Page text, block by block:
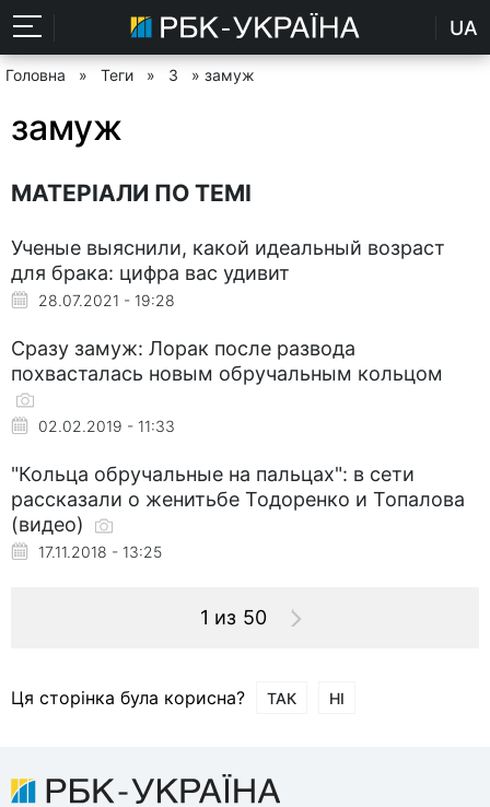
UA
Головна » Теги » З » замуж
замуж
МАТЕРІАЛИ ПО ТЕМІ
Ученые выяснили, какой идеальный возраст
для брака: цифра вас удивит
28.07.2021 - 19:28
Сразу замуж: Лорак после развода
похвасталась новым обручальным кольцом
02.02.2019 - 11:33
"Кольца обручальные на пальцах": в сети
рассказали о женитьбе Тодоренко и Топалова
(видео)
17.11.2018 - 13:25
1 из 50
Ця сторінка була корисна? ТАК НІ